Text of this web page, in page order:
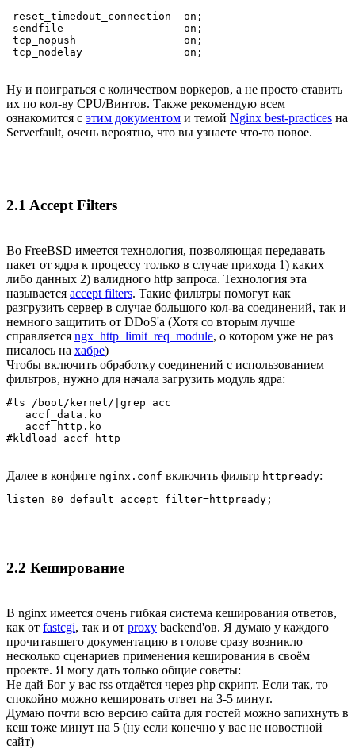
reset_timedout_connection  on;
sendfile                   on;
tcp_nopush                 on;
tcp_nodelay                on;
Ну и поиграться с количеством воркеров, а не просто ставить
их по кол-ву CPU/Винтов. Также рекомендую всем
ознакомится с этим документом и темой Nginx best-practices на
Serverfault, очень вероятно, что вы узнаете что-то новое.
2.1 Accept Filters
Во FreeBSD имеется технология, позволяющая передавать
пакет от ядра к процессу только в случае прихода 1) каких
либо данных 2) валидного http запроса. Технология эта
называется accept filters. Такие фильтры помогут как
разгрузить сервер в случае большого кол-ва соединений, так и
немного защитить от DDoS'a (Хотя со вторым лучше
справляется ngx_http_limit_req_module, о котором уже не раз
писалось на хабре)
Чтобы включить обработку соединений с использованием
фильтров, нужно для начала загрузить модуль ядра:
#ls /boot/kernel/|grep acc
   accf_data.ko
   accf_http.ko
#kldload accf_http
Далее в конфиге nginx.conf включить фильтр httpready:
listen 80 default accept_filter=httpready;
2.2 Кеширование
В nginx имеется очень гибкая система кеширования ответов,
как от fastcgi, так и от proxy backend'ов. Я думаю у каждого
прочитавшего документацию в голове сразу возникло
несколько сценариев применения кеширования в своём
проекте. Я могу дать только общие советы:
Не дай Бог у вас rss отдаётся через php скрипт. Если так, то
спокойно можно кешировать ответ на 3-5 минут.
Думаю почти всю версию сайта для гостей можно запихнуть в
кеш тоже минут на 5 (ну если конечно у вас не новостной
сайт)